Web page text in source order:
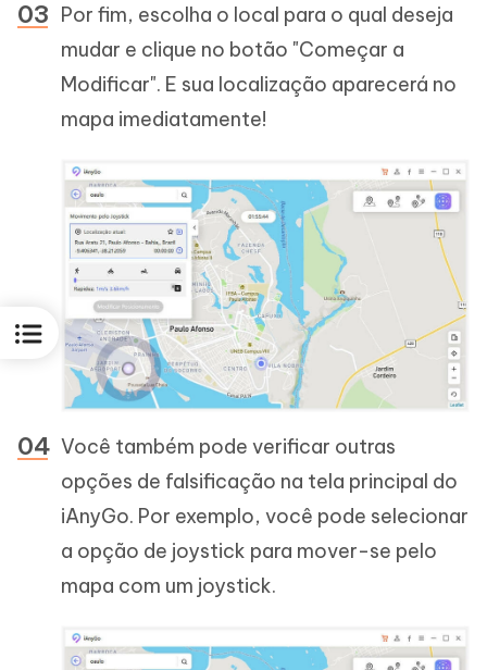
Por fim, escolha o local para o qual deseja
mudar e clique no botão "Começar a
Modificar". E sua localização aparecerá no
mapa imediatamente!
Você também pode verificar outras
opções de falsificação na tela principal do
iAnyGo. Por exemplo, você pode selecionar
a opção de joystick para mover-se pelo
mapa com um joystick.